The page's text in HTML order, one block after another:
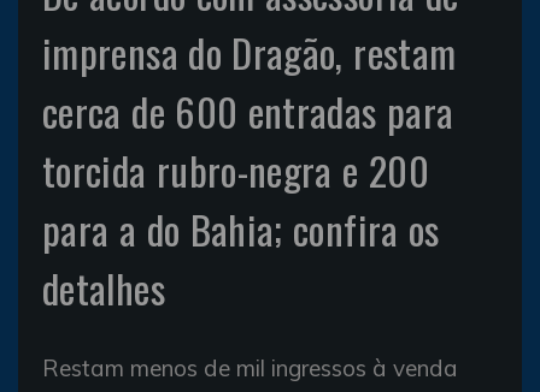
imprensa do Dragão, restam
cerca de 600 entradas para
torcida rubro-negra e 200
para a do Bahia; confira os
detalhes
Restam menos de mil ingressos à venda